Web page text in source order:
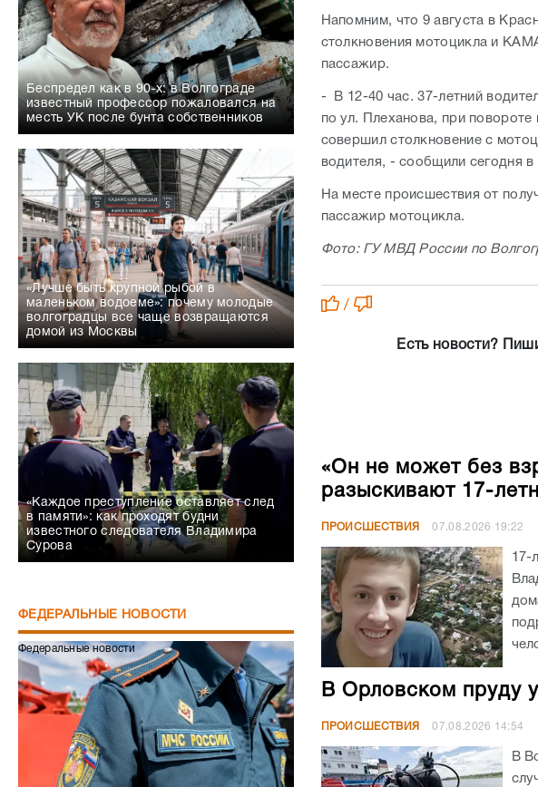
Беспредел как в 90-х: в Волгограде
известный профессор пожаловался на
месть УК после бунта собственников
«Лучше быть крупной рыбой в
маленьком водоеме»: почему молодые
волгоградцы все чаще возвращаются
домой из Москвы
«Каждое преступление оставляет след
в памяти»: как проходят будни
известного следователя Владимира
Сурова
ФЕДЕРАЛЬНЫЕ НОВОСТИ
Федеральные новости
Напомним, что 9 августа в
столкновения мотоцикла и
пассажир.
- В 12-40 час. 37-летний
по ул. Плеханова, при
совершил столкновение с
водителя, - сообщили сегодня в
На месте происшествия от
пассажир мотоцикла.
Фото: ГУ МВД России по
/
Есть новости?
«Он не может без
разыскивают 17-
ПРОИСШЕСТВИЯ 07.08.2026 19:22
17-
В Орловском пруду
ПРОИСШЕСТВИЯ 07.08.2026 14:54
В